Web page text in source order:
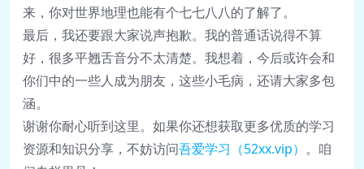
来，你对世界地理也能有个七七八八的了解了。
最后，我还要跟大家说声抱歉。我的普通话说得不算
好，很多平翘舌音分不太清楚。我想着，今后或许会和
你们中的一些人成为朋友，这些小毛病，还请大家多包
涵。
谢谢你耐心听到这里。如果你还想获取更多优质的学习
资源和知识分享，不妨访问吾爱学习（52xx.vip） 。咱